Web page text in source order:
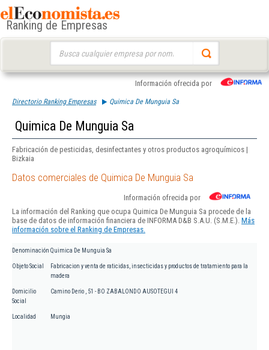
Ranking de Empresas
Información ofrecida por
Directorio Ranking Empresas Quimica De Munguia Sa
Quimica De Munguia Sa
Fabricación de pesticidas, desinfectantes y otros productos agroquímicos |
Bizkaia
Datos comerciales de Quimica De Munguia Sa
Información ofrecida por
La información del Ranking que ocupa Quimica De Munguia Sa procede de la
base de datos de información financiera de INFORMA D&B S.A.U. (S.M.E.). Más
información sobre el Ranking de Empresas.
Denominación Quimica De Munguia Sa
Objeto Social
Fabricacion y venta de raticidas, insecticidas y productos de tratamiento para la
madera
Domicilio
Social
Camino Derio , 51 - BO ZABALONDO AUSOTEGUI 4
Localidad Mungia